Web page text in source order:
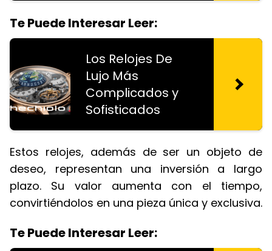
Te Puede Interesar Leer:
Los Relojes De
Lujo Más
Complicados y
Sofisticados
Estos relojes, además de ser un objeto de
deseo, representan una inversión a largo
plazo. Su valor aumenta con el tiempo,
convirtiéndolos en una pieza única y exclusiva.
Te Puede Interesar Leer: